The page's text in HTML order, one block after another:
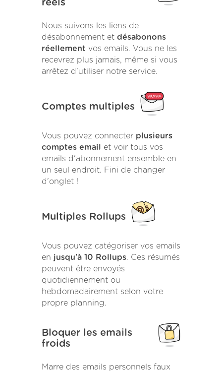
réels
Nous suivons les liens de
désabonnement et désabonons
réellement vos emails. Vous ne les
recevrez plus jamais, même si vous
arrêtez d'utiliser notre service.
Comptes multiples
Vous pouvez connecter plusieurs
comptes email
et voir tous vos
emails d'abonnement ensemble en
un seul endroit. Fini de changer
d'onglet !
Multiples Rollups
Vous pouvez catégoriser vos emails
en jusqu'à 10 Rollups. Ces résumés
peuvent être envoyés
quotidiennement ou
hebdomadairement selon votre
propre planning.
Bloquer les emails
froids
Marre des emails personnels faux